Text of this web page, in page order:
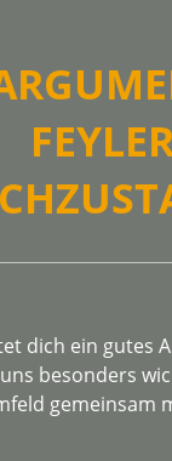
dich ein gutes
besonders
gemeinsam